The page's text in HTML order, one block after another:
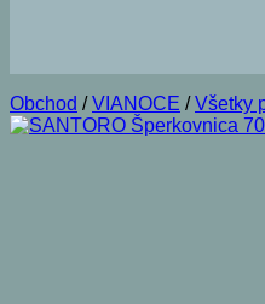
Obchod / VIANOCE / Všetky